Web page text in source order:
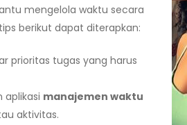
mengelola waktu secara
berikut dapat diterapkan:
prioritas tugas yang harus
manajemen waktu
aktivitas.